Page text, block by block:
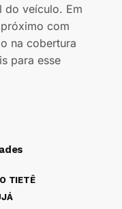
do veículo. Em
com
na cobertura
para esse
TIETÊ